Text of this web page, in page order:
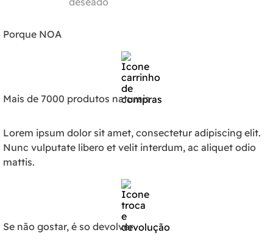
Porque NOA
Mais de 7000 produtos naturais
Lorem ipsum dolor sit amet, consectetur adipiscing elit.
Nunc vulputate libero et velit interdum, ac aliquet odio
mattis.
Se não gostar, é so devolver